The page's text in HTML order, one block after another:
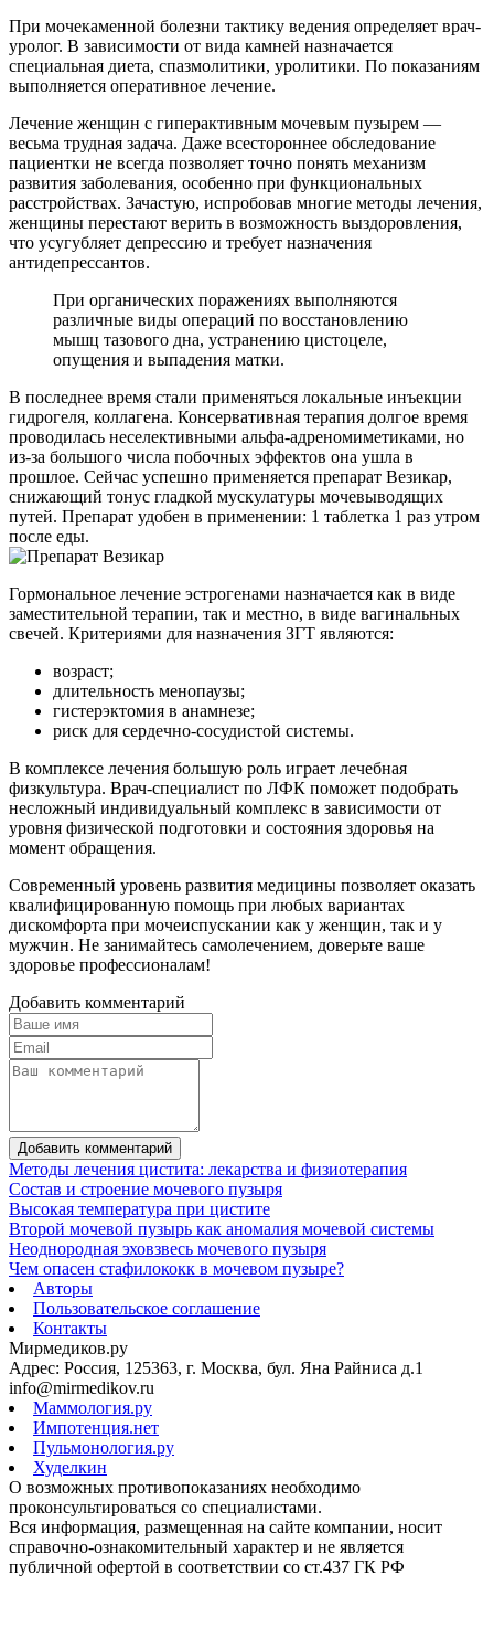
При мочекаменной болезни тактику ведения определяет врач-
уролог. В зависимости от вида камней назначается
специальная диета, спазмолитики, уролитики. По показаниям
выполняется оперативное лечение.
Лечение женщин с гиперактивным мочевым пузырем —
весьма трудная задача. Даже всестороннее обследование
пациентки не всегда позволяет точно понять механизм
развития заболевания, особенно при функциональных
расстройствах. Зачастую, испробовав многие методы лечения,
женщины перестают верить в возможность выздоровления,
что усугубляет депрессию и требует назначения
антидепрессантов.
При органических поражениях выполняются
различные виды операций по восстановлению
мышц тазового дна, устранению цистоцеле,
опущения и выпадения матки.
В последнее время стали применяться локальные инъекции
гидрогеля, коллагена. Консервативная терапия долгое время
проводилась неселективными альфа-адреномиметиками, но
из-за большого числа побочных эффектов она ушла в
прошлое. Сейчас успешно применяется препарат Везикар,
снижающий тонус гладкой мускулатуры мочевыводящих
путей. Препарат удобен в применении: 1 таблетка 1 раз утром
после еды.
Гормональное лечение эстрогенами назначается как в виде
заместительной терапии, так и местно, в виде вагинальных
свечей. Критериями для назначения ЗГТ являются:
возраст;
длительность менопаузы;
гистерэктомия в анамнезе;
риск для сердечно-сосудистой системы.
В комплексе лечения большую роль играет лечебная
физкультура. Врач-специалист по ЛФК поможет подобрать
несложный индивидуальный комплекс в зависимости от
уровня физической подготовки и состояния здоровья на
момент обращения.
Современный уровень развития медицины позволяет оказать
квалифицированную помощь при любых вариантах
дискомфорта при мочеиспускании как у женщин, так и у
мужчин. Не занимайтесь самолечением, доверьте ваше
здоровье профессионалам!
Добавить комментарий
Добавить комментарий
Методы лечения цистита: лекарства и физиотерапия
Состав и строение мочевого пузыря
Высокая температура при цистите
Второй мочевой пузырь как аномалия мочевой системы
Неоднородная эховзвесь мочевого пузыря
Чем опасен стафилококк в мочевом пузыре?
Авторы
Пользовательское соглашение
Контакты
Мирмедиков.ру
Адрес: Россия, 125363, г. Москва, бул. Яна Райниса д.1
info@mirmedikov.ru
Маммология.ру
Импотенция.нет
Пульмонология.ру
Худелкин
О возможных противопоказаниях необходимо
проконсультироваться со специалистами.
Вся информация, размещенная на сайте компании, носит
справочно-ознакомительный характер и не является
публичной офертой в соответствии со ст.437 ГК РФ